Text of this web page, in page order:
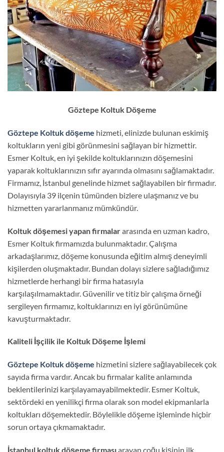
Göztepe Koltuk Döşeme
Göztepe Koltuk döşeme hizmeti, elinizde bulunan eskimiş
koltukların yeni gibi görünmesini sağlayan bir hizmettir.
Esmer Koltuk, en iyi şekilde koltuklarınızın döşemesini
yaparak koltuklarınızın sıfır ayarında olmasını sağlamaktadır.
Firmamız, İstanbul genelinde hizmet sağlayabilen bir firmadır.
Dolayısıyla 39 ilçenin tümünden bizlere ulaşmanız ve bu
hizmetten yararlanmanız mümkündür.
Koltuk döşemesi yapan firmalararasında en uzman kadro,
Esmer Koltuk firmamızda bulunmaktadır. Çalışma
arkadaşlarımız, döşeme konusunda eğitim almış deneyimli
kişilerden oluşmaktadır. Bundan dolayı sizlere sağladığımız
hizmetlerde herhangi bir firma hatasıyla
karşılaşılmamaktadır. Güvenilir ve titiz bir çalışma örneği
sergileyen firmamız, koltuklarınızı en iyi görünümüne
kavuşturmaktadır.
Kaliteli İşçilik ile Koltuk Döşeme İşlemi
Göztepe Koltuk döşeme hizmetini sizlere sağlayabilecek çok
sayıda firma vardır. Ancak bu firmalar kalite anlamında
beklentilerinizi karşılayamayabilmektedir. Esmer Koltuk,
sektördeki en yenilikçi firma olarak son model ekipmanlarla
koltukları döşemektedir. Böylelikle döşeme işleminde hiçbir
sorun ortaya çıkmamaktadır.
İstanbul koltuk döşeme firmasıarayan çoğu kişinin ilk